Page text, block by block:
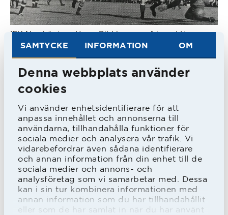
SAMTYCKE INFORMATION OM
Denna webbplats använder
cookies
Vi använder enhetsidentifierare för att
anpassa innehållet och annonserna till
användarna, tillhandahålla funktioner för
sociala medier och analysera vår trafik. Vi
vidarebefordrar även sådana identifierare
och annan information från din enhet till de
sociala medier och annons- och
analysföretag som vi samarbetar med. Dessa
kan i sin tur kombinera informationen med
annan information som du har tillhandahållit
eller som de har samlat in när du har använt
IFK Norrköpings Harry Bild kommer fri med Hans
Kristenson och gör inget misstag. Till vänster syns
Hoppet fanns men det fortsatte illa.
var i näst sista omgången borta mot
IFK Malmö. HBK skapade chanser men
fick inte in bollen, i stället kunde
hemmalagets Bigge Andersson avgöra
med två minuter kvar. Detta medförde
att kanariefåglarna tog sig förbi HBK.